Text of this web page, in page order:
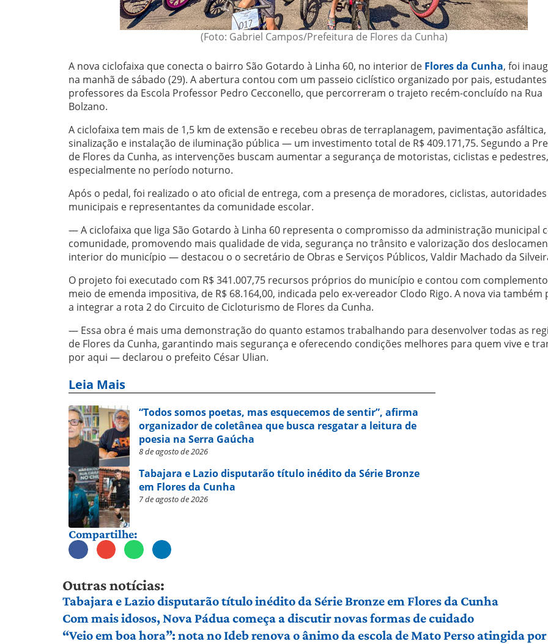
(Foto: Gabriel Campos/Prefeitura de Flores da Cunha)
A nova ciclofaixa que conecta o bairro São Gotardo à Linha 60, no interior de Flores da Cunha, foi
na manhã de sábado (29). A abertura contou com um passeio ciclístico organizado por pais,
professores da Escola Professor Pedro Cecconello, que percorreram o trajeto recém-concluído na Rua
Bolzano.
A ciclofaixa tem mais de 1,5 km de extensão e recebeu obras de terraplanagem, pavimentação asfáltica,
sinalização e instalação de iluminação pública — um investimento total de R$ 409.171,75. Segundo a
de Flores da Cunha, as intervenções buscam aumentar a segurança de motoristas, ciclistas e pedestres,
especialmente no período noturno.
Após o pedal, foi realizado o ato oficial de entrega, com a presença de moradores, ciclistas, autoridades
municipais e representantes da comunidade escolar.
— A ciclofaixa que liga São Gotardo à Linha 60 representa o compromisso da administração municipal
comunidade, promovendo mais qualidade de vida, segurança no trânsito e valorização dos
interior do município — destacou o o secretário de Obras e Serviços Públicos, Valdir Machado da
O projeto foi executado com R$ 341.007,75 recursos próprios do município e contou com
meio de emenda impositiva, de R$ 68.164,00, indicada pelo ex-vereador Clodo Rigo. A nova via também
a integrar a rota 2 do Circuito de Cicloturismo de Flores da Cunha.
— Essa obra é mais uma demonstração do quanto estamos trabalhando para desenvolver todas as
de Flores da Cunha, garantindo mais segurança e oferecendo condições melhores para quem vive e
por aqui — declarou o prefeito César Ulian.
Leia Mais
“Todos somos poetas, mas esquecemos de sentir”, afirma
organizador de coletânea que busca resgatar a leitura de
poesia na Serra Gaúcha
8 de agosto de 2026
Tabajara e Lazio disputarão título inédito da Série Bronze
em Flores da Cunha
7 de agosto de 2026
Compartilhe:
Outras notícias:
Tabajara e Lazio disputarão título inédito da Série Bronze em Flores da Cunha
Com mais idosos, Nova Pádua começa a discutir novas formas de cuidado
“Veio em boa hora”: nota no Ideb renova o ânimo da escola de Mato Perso atingida